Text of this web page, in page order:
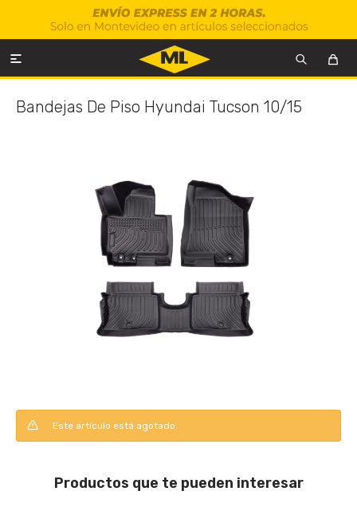

Bandejas De Piso Hyundai Tucson 10/15
Este artículo está agotado.
Productos que te pueden interesar